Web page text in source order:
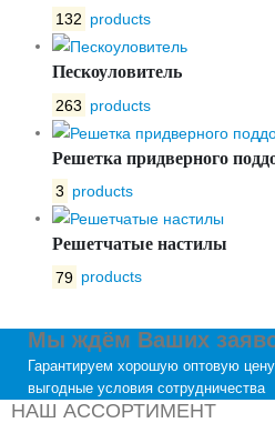
132 products
Пескоуловитель
263 products
Решетка придверного
3 products
Решетчатые настилы
79 products
Мы ждём Ваших
Гарантируем хорошую оптовую
выгодные условия сотрудничества
НАШ АССОРТИМЕНТ